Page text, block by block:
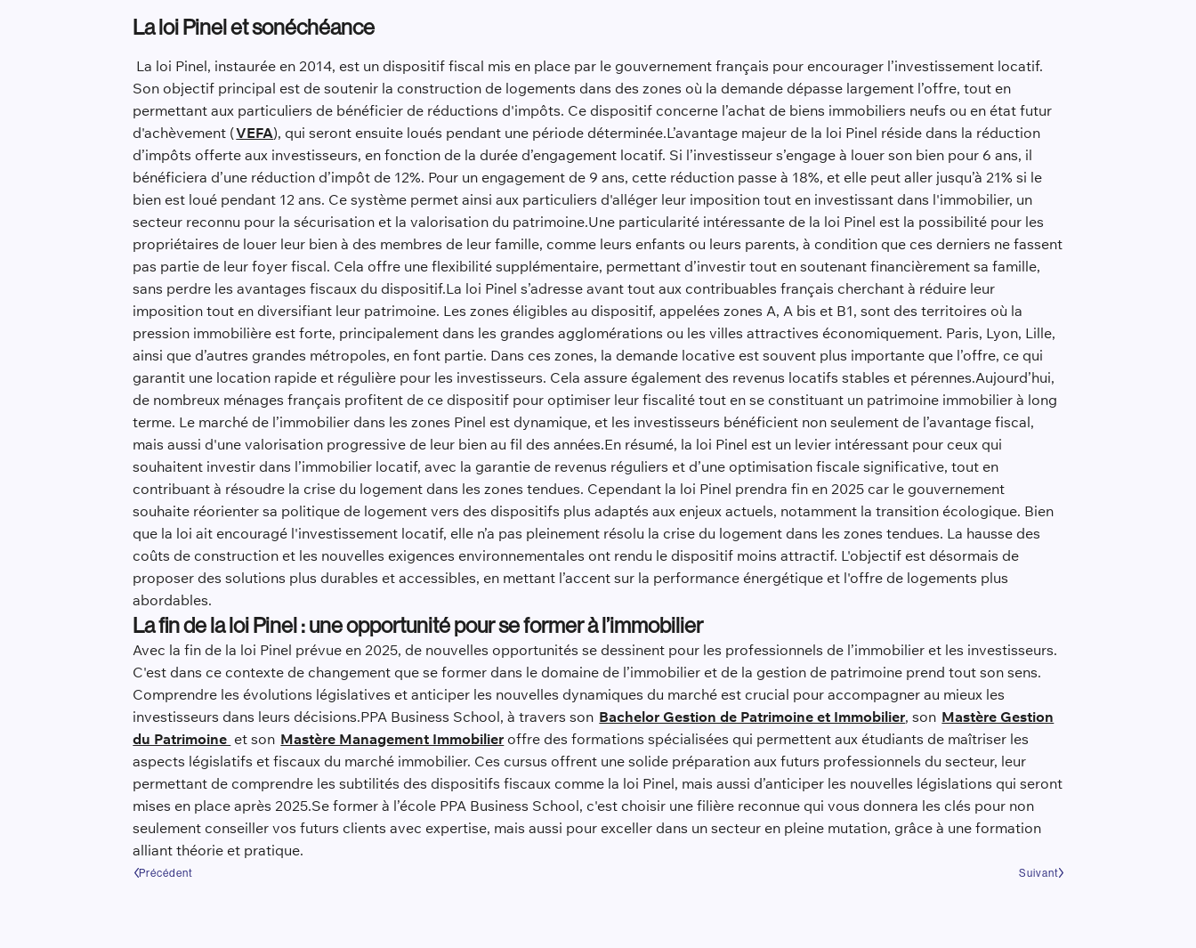
La loi Pinel et sonéchéance
La loi Pinel, instaurée en 2014, est un dispositif fiscal mis en place par le gouvernement français pour encourager l’investissement locatif.
Son objectif principal est de soutenir la construction de logements dans des zones où la demande dépasse largement l’offre, tout en
permettant aux particuliers de bénéficier de réductions d'impôts. Ce dispositif concerne l’achat de biens immobiliers neufs ou en état futur
d'achèvement (VEFA), qui seront ensuite loués pendant une période déterminée.L’avantage majeur de la loi Pinel réside dans la réduction
d’impôts offerte aux investisseurs, en fonction de la durée d’engagement locatif. Si l’investisseur s’engage à louer son bien pour 6 ans, il
bénéficiera d’une réduction d’impôt de 12%. Pour un engagement de 9 ans, cette réduction passe à 18%, et elle peut aller jusqu’à 21% si le
bien est loué pendant 12 ans. Ce système permet ainsi aux particuliers d'alléger leur imposition tout en investissant dans l'immobilier, un
secteur reconnu pour la sécurisation et la valorisation du patrimoine.Une particularité intéressante de la loi Pinel est la possibilité pour les
propriétaires de louer leur bien à des membres de leur famille, comme leurs enfants ou leurs parents, à condition que ces derniers ne fassent
pas partie de leur foyer fiscal. Cela offre une flexibilité supplémentaire, permettant d’investir tout en soutenant financièrement sa famille,
sans perdre les avantages fiscaux du dispositif.La loi Pinel s’adresse avant tout aux contribuables français cherchant à réduire leur
imposition tout en diversifiant leur patrimoine. Les zones éligibles au dispositif, appelées zones A, A bis et B1, sont des territoires où la
pression immobilière est forte, principalement dans les grandes agglomérations ou les villes attractives économiquement. Paris, Lyon, Lille,
ainsi que d’autres grandes métropoles, en font partie. Dans ces zones, la demande locative est souvent plus importante que l’offre, ce qui
garantit une location rapide et régulière pour les investisseurs. Cela assure également des revenus locatifs stables et pérennes.Aujourd’hui,
de nombreux ménages français profitent de ce dispositif pour optimiser leur fiscalité tout en se constituant un patrimoine immobilier à long
terme. Le marché de l’immobilier dans les zones Pinel est dynamique, et les investisseurs bénéficient non seulement de l’avantage fiscal,
mais aussi d'une valorisation progressive de leur bien au fil des années.En résumé, la loi Pinel est un levier intéressant pour ceux qui
souhaitent investir dans l’immobilier locatif, avec la garantie de revenus réguliers et d’une optimisation fiscale significative, tout en
contribuant à résoudre la crise du logement dans les zones tendues. Cependant la loi Pinel prendra fin en 2025 car le gouvernement
souhaite réorienter sa politique de logement vers des dispositifs plus adaptés aux enjeux actuels, notamment la transition écologique. Bien
que la loi ait encouragé l'investissement locatif, elle n’a pas pleinement résolu la crise du logement dans les zones tendues. La hausse des
coûts de construction et les nouvelles exigences environnementales ont rendu le dispositif moins attractif. L'objectif est désormais de
proposer des solutions plus durables et accessibles, en mettant l’accent sur la performance énergétique et l'offre de logements plus
abordables.
La fin de la loi Pinel : une opportunité pour se former à l’immobilier
Avec la fin de la loi Pinel prévue en 2025, de nouvelles opportunités se dessinent pour les professionnels de l’immobilier et les investisseurs.
C'est dans ce contexte de changement que se former dans le domaine de l’immobilier et de la gestion de patrimoine prend tout son sens.
Comprendre les évolutions législatives et anticiper les nouvelles dynamiques du marché est crucial pour accompagner au mieux les
investisseurs dans leurs décisions.PPA Business School, à travers son Bachelor Gestion de Patrimoine et Immobilier, son Mastère Gestion
du Patrimoine et son Mastère Management Immobilier offre des formations spécialisées qui permettent aux étudiants de maîtriser les
aspects législatifs et fiscaux du marché immobilier. Ces cursus offrent une solide préparation aux futurs professionnels du secteur, leur
permettant de comprendre les subtilités des dispositifs fiscaux comme la loi Pinel, mais aussi d’anticiper les nouvelles législations qui seront
mises en place après 2025.Se former à l’école PPA Business School, c'est choisir une filière reconnue qui vous donnera les clés pour non
seulement conseiller vos futurs clients avec expertise, mais aussi pour exceller dans un secteur en pleine mutation, grâce à une formation
alliant théorie et pratique.
Précédent Suivant